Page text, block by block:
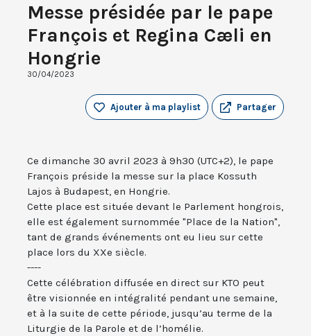
Messe présidée par le pape
François et Regina Cæli en
Hongrie
30/04/2023
Partager
Ajouter à ma playlist
Ce dimanche 30 avril 2023 à 9h30 (UTC+2), le pape
François préside la messe sur la place Kossuth
Lajos à Budapest, en Hongrie.
Cette place est située devant le Parlement hongrois,
elle est également surnommée "Place de la Nation",
tant de grands événements ont eu lieu sur cette
place lors du XXe siècle.
----
Cette célébration diffusée en direct sur KTO peut
être visionnée en intégralité pendant une semaine,
et à la suite de cette période, jusqu’au terme de la
Liturgie de la Parole et de l’homélie.